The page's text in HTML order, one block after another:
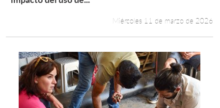
Miércoles 11 de marzo de 2026